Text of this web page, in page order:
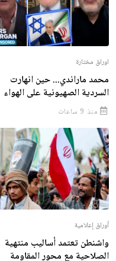
اوراق مختارة
محمد ماراندي... حين انهارت
السردية الصهيونية على الهواء
منذ 9 ساعات
أوراق إعلامية
واشنطن تعتمد أساليب منتهية
الصلاحية مع محور المقاومة